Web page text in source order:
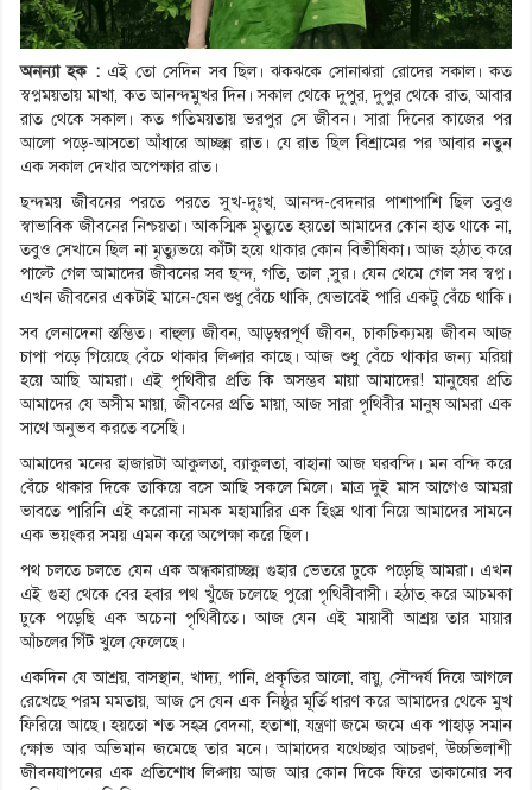
অনন্যা হক :এই তো সেদিন সব ছিল। ঝকঝকে সোনাঝরা রোদের সকাল। কত
স্বপ্নময়তায় মাখা, কত আনন্দমুখর দিন। সকাল থেকে দুপুর, দুপুর থেকে রাত, আবার
রাত থেকে সকাল। কত গতিময়তায় ভরপুর সে জীবন। সারা দিনের কাজের পর
আলো পড়ে-আসতো আঁধারে আচ্ছন্ন রাত। যে রাত ছিল বিশ্রামের পর আবার নতুন
এক সকাল দেখার অপেক্ষার রাত।
ছন্দময় জীবনের পরতে পরতে সুখ-দুঃখ, আনন্দ-বেদনার পাশাপাশি ছিল তবুও
স্বাভাবিক জীবনের নিশ্চয়তা। আকস্মিক মৃত্যুতে হয়তো আমাদের কোন হাত থাকে না,
তবুও সেখানে ছিল না মৃত্যুভয়ে কাঁটা হয়ে থাকার কোন বিভীষিকা। আজ হঠাত্ করে
পাল্টে গেল আমাদের জীবনের সব ছন্দ, গতি, তাল ,সুর। যেন থেমে গেল সব স্বপ্ন।
এখন জীবনের একটাই মানে-যেন শুধু বেঁচে থাকি, যেভাবেই পারি একটু বেঁচে থাকি।
সব লেনাদেনা স্তম্ভিত। বাহুল্য জীবন, আড়ম্বরপূর্ণ জীবন, চাকচিক্যময় জীবন আজ
চাপা পড়ে গিয়েছে বেঁচে থাকার লিপ্সার কাছে। আজ শুধু বেঁচে থাকার জন্য মরিয়া
হয়ে আছি আমরা। এই পৃথিবীর প্রতি কি অসম্ভব মায়া আমাদের! মানুষের প্রতি
আমাদের যে অসীম মায়া, জীবনের প্রতি মায়া, আজ সারা পৃথিবীর মানুষ আমরা এক
সাথে অনুভব করতে বসেছি।
আমাদের মনের হাজারটা আকুলতা, ব্যাকুলতা, বাহানা আজ ঘরবন্দি। মন বন্দি করে
বেঁচে থাকার দিকে তাকিয়ে বসে আছি সকলে মিলে। মাত্র দুই মাস আগেও আমরা
ভাবতে পারিনি এই করোনা নামক মহামারির এক হিংস্র থাবা নিয়ে আমাদের সামনে
এক ভয়ংকর সময় এমন করে অপেক্ষা করে ছিল।
পথ চলতে চলতে যেন এক অন্ধকারাচ্ছন্ন গুহার ভেতরে ঢুকে পড়েছি আমরা। এখন
এই গুহা থেকে বের হবার পথ খুঁজে চলেছে পুরো পৃথিবীবাসী। হঠাত্ করে আচমকা
ঢুকে পড়েছি এক অচেনা পৃথিবীতে। আজ যেন এই মায়াবী আশ্রয় তার মায়ার
আঁচলের গিঁট খুলে ফেলেছে।
একদিন যে আশ্রয়, বাসস্থান, খাদ্য, পানি, প্রকৃতির আলো, বায়ু, সৌন্দর্য দিয়ে আগলে
রেখেছে পরম মমতায়, আজ সে যেন এক নিষ্ঠুর মূর্তি ধারণ করে আমাদের থেকে মুখ
ফিরিয়ে আছে। হয়তো শত সহস্র বেদনা, হতাশা, যন্ত্রণা জমে জমে এক পাহাড় সমান
ক্ষোভ আর অভিমান জমেছে তার মনে। আমাদের যথেচ্ছার আচরণ, উচ্চভিলাশী
জীবনযাপনের এক প্রতিশোধ লিপ্সায় আজ আর কোন দিকে ফিরে তাকানোর সব